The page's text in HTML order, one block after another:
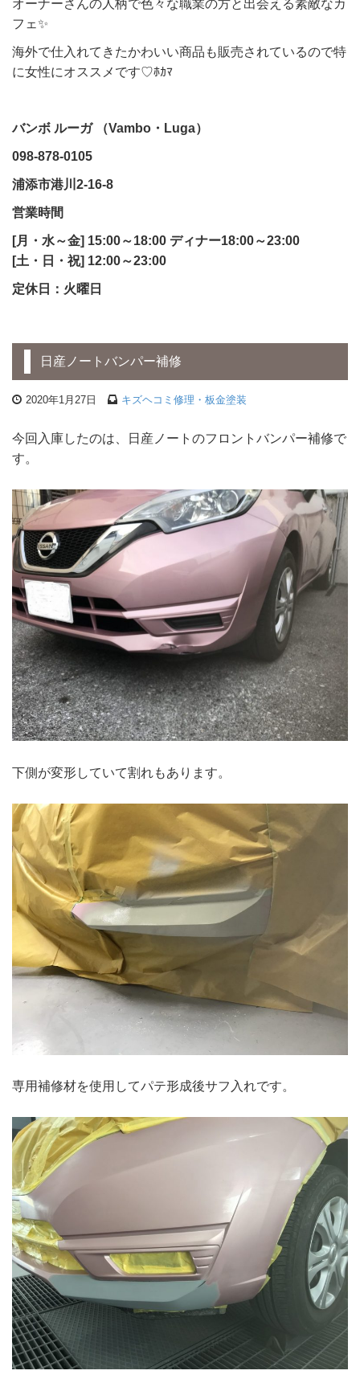
オーナーさんの人柄で色々な職業の方と出会える素敵なカ
フェ✨
海外で仕入れてきたかわいい商品も販売されているので特
に女性にオススメです♡ﾎｶﾏ
バンボ ルーガ （Vambo・Luga）
098-878-0105
浦添市港川2-16-8
営業時間
[月・水～金] 15:00～18:00 ディナー18:00～23:00
[土・日・祝] 12:00～23:00
定休日：火曜日
日産ノートバンパー補修
2020年1月27日 キズヘコミ修理・板金塗装
今回入庫したのは、日産ノートのフロントバンパー補修で
す。
下側が変形していて割れもあります。
専用補修材を使用してパテ形成後サフ入れです。